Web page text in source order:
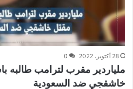
28 أكتوبر، 2022 0
ملياردير مقرب لترامب طالبه
خاشقجي ضد السعودية